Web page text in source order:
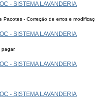
- SISTEMA LAVANDERIA
Pacotes - Correção de erros e
- SISTEMA LAVANDERIA
- SISTEMA LAVANDERIA
- SISTEMA LAVANDERIA